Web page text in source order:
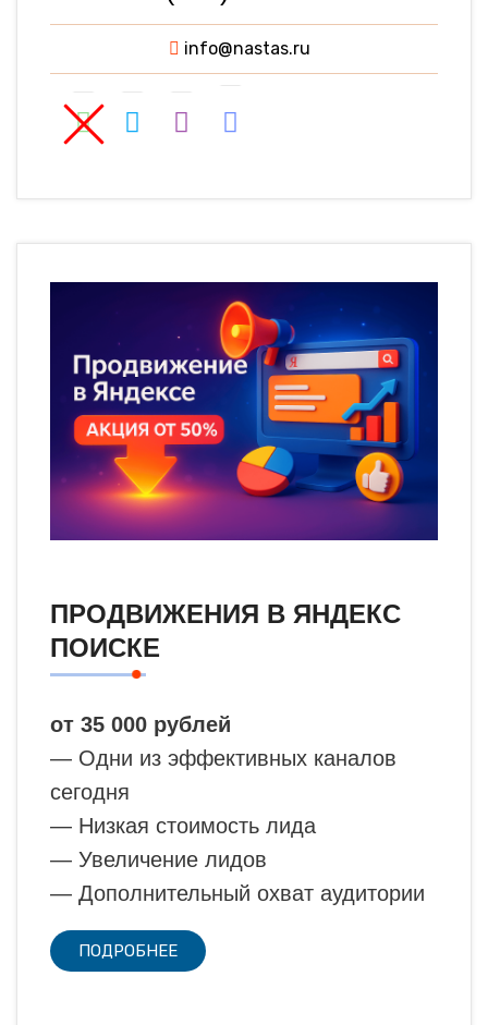
info@nastas.ru
ПРОДВИЖЕНИЯ В ЯНДЕКС
ПОИСКЕ
от 35 000 рублей
— Одни из эффективных каналов
сегодня
— Низкая стоимость лида
— Увеличение лидов
— Дополнительный охват аудитории
ПОДРОБНЕЕ